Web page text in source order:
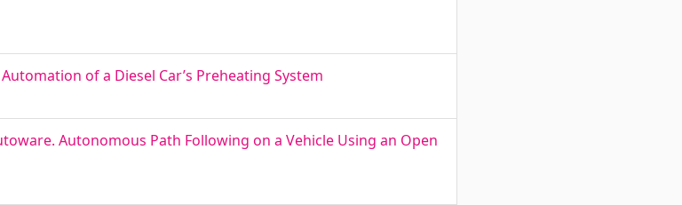
of a Diesel Car’s Preheating System
Autonomous Path Following on a Vehicle Using an Open